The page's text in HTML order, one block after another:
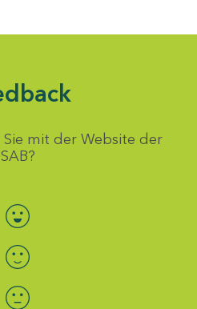
mit der Website der
SAB?
Bewertung auswählen